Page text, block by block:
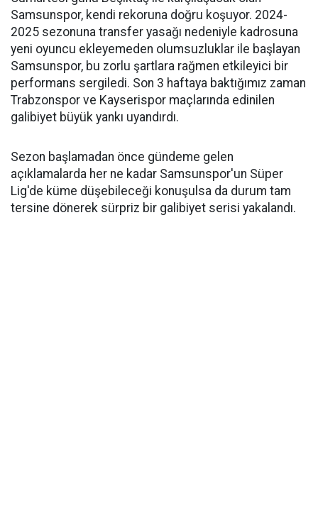
Samsunspor, kendi rekoruna doğru koşuyor. 2024-
2025 sezonuna transfer yasağı nedeniyle kadrosuna
yeni oyuncu ekleyemeden olumsuzluklar ile başlayan
Samsunspor, bu zorlu şartlara rağmen etkileyici bir
performans sergiledi. Son 3 haftaya baktığımız zaman
Trabzonspor ve Kayserispor maçlarında edinilen
galibiyet büyük yankı uyandırdı.
Sezon başlamadan önce gündeme gelen
açıklamalarda her ne kadar Samsunspor'un Süper
Lig'de küme düşebileceği konuşulsa da durum tam
tersine dönerek sürpriz bir galibiyet serisi yakalandı.